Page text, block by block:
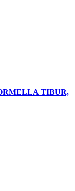
TIBUR,